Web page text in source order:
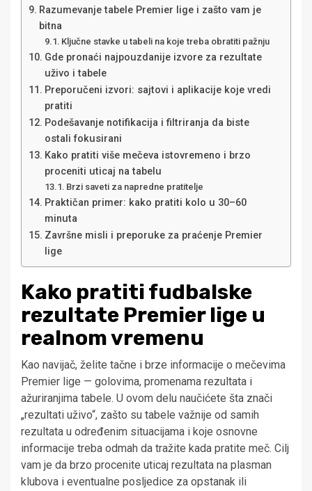
Razumevanje tabele Premier lige i zašto vam je
bitna
Ključne stavke u tabeli na koje treba obratiti pažnju
Gde pronaći najpouzdanije izvore za rezultate
uživo i tabele
Preporučeni izvori: sajtovi i aplikacije koje vredi
pratiti
Podešavanje notifikacija i filtriranja da biste
ostali fokusirani
Kako pratiti više mečeva istovremeno i brzo
proceniti uticaj na tabelu
Brzi saveti za napredne pratitelje
Praktičan primer: kako pratiti kolo u 30–60
minuta
Završne misli i preporuke za praćenje Premier
lige
Kako pratiti fudbalske
rezultate Premier lige u
realnom vremenu
Kao navijač, želite tačne i brze informacije o mečevima
Premier lige — golovima, promenama rezultata i
ažuriranjima tabele. U ovom delu naučićete šta znači
„rezultati uživo“, zašto su tabele važnije od samih
rezultata u određenim situacijama i koje osnovne
informacije treba odmah da tražite kada pratite meč. Cilj
vam je da brzo procenite uticaj rezultata na plasman
klubova i eventualne posljedice za opstanak ili